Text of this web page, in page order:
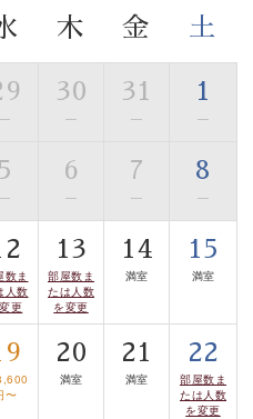
。
）
掛け流しの温泉の質を楽し
りといやされるプライベー
バス
ー兼ガイドが諏訪大社をご
すので、ご利用ご希望の方
さい。
きない日がございます
行しておりません
木 金 土
—
30
—
31
—
1
—
5
—
6
—
7
—
8
—
数ま
人数
更
13
部屋数ま
たは人数
を変更
14
満室
15
満室
〜
20
満室
21
満室
22
部屋数ま
たは人数
を変更